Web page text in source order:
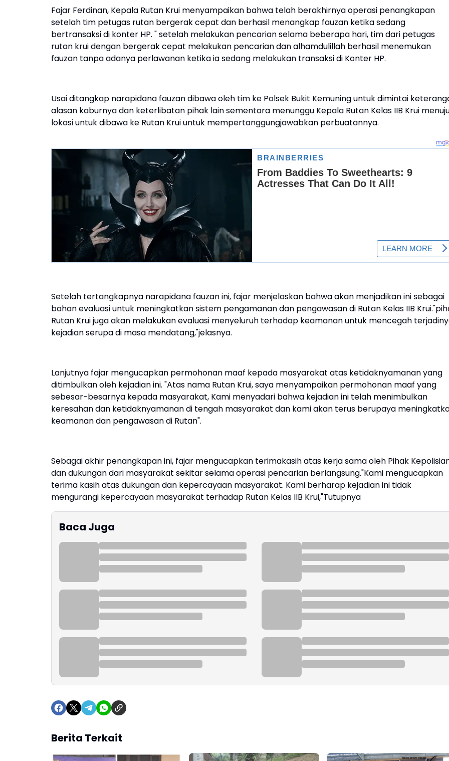
Fajar Ferdinan, Kepala Rutan Krui menyampaikan bahwa telah berakhirnya operasi penangkapan
setelah tim petugas rutan bergerak cepat dan berhasil menangkap fauzan ketika sedang
bertransaksi di konter HP. " setelah melakukan pencarian selama beberapa hari, tim dari petugas
rutan krui dengan bergerak cepat melakukan pencarian dan alhamdulillah berhasil menemukan
fauzan tanpa adanya perlawanan ketika ia sedang melakukan transaksi di Konter HP.
Usai ditangkap narapidana fauzan dibawa oleh tim ke Polsek Bukit Kemuning untuk dimintai
alasan kaburnya dan keterlibatan pihak lain sementara menunggu Kepala Rutan Kelas IIB Krui
lokasi untuk dibawa ke Rutan Krui untuk mempertanggungjawabkan perbuatannya.
Setelah tertangkapnya narapidana fauzan ini, fajar menjelaskan bahwa akan menjadikan ini sebagai
bahan evaluasi untuk meningkatkan sistem pengamanan dan pengawasan di Rutan Kelas IIB
Rutan Krui juga akan melakukan evaluasi menyeluruh terhadap keamanan untuk mencegah
kejadian serupa di masa mendatang,"jelasnya.
Lanjutnya fajar mengucapkan permohonan maaf kepada masyarakat atas ketidaknyamanan yang
ditimbulkan oleh kejadian ini. "Atas nama Rutan Krui, saya menyampaikan permohonan maaf yang
sebesar-besarnya kepada masyarakat, Kami menyadari bahwa kejadian ini telah menimbulkan
keresahan dan ketidaknyamanan di tengah masyarakat dan kami akan terus berupaya
keamanan dan pengawasan di Rutan".
Sebagai akhir penangkapan ini, fajar mengucapkan terimakasih atas kerja sama oleh Pihak
dan dukungan dari masyarakat sekitar selama operasi pencarian berlangsung."Kami mengucapkan
terima kasih atas dukungan dan kepercayaan masyarakat. Kami berharap kejadian ini tidak
mengurangi kepercayaan masyarakat terhadap Rutan Kelas IIB Krui,"Tutupnya
Baca Juga
Berita Terkait